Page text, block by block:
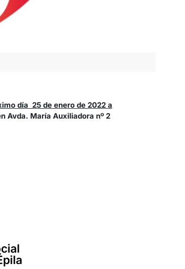
día 25 de enero de 2022 a
Avda. María Auxiliadora nº 2